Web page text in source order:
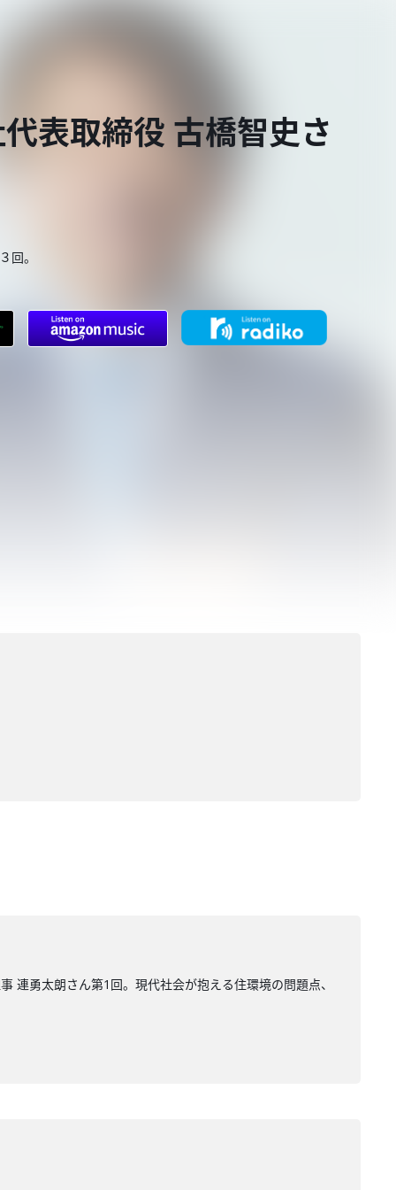
表取締役 古橋智史さ
回。
連勇太朗さん第1回。現代社会が抱える住環境の問題点、